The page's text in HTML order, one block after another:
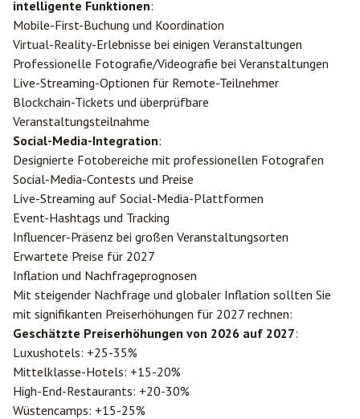
intelligente Funktionen:
Mobile-First-Buchung und Koordination
Virtual-Reality-Erlebnisse bei einigen Veranstaltungen
Professionelle Fotografie/Videografie bei Veranstaltungen
Live-Streaming-Optionen für Remote-Teilnehmer
Blockchain-Tickets und überprüfbare
Veranstaltungsteilnahme
Social-Media-Integration:
Designierte Fotobereiche mit professionellen Fotografen
Social-Media-Contests und Preise
Live-Streaming auf Social-Media-Plattformen
Event-Hashtags und Tracking
Influencer-Präsenz bei großen Veranstaltungsorten
Erwartete Preise für 2027
Inflation und Nachfrageprognosen
Mit steigender Nachfrage und globaler Inflation sollten Sie
mit signifikanten Preiserhöhungen für 2027 rechnen:
Geschätzte Preiserhöhungen von 2026 auf 2027:
Luxushotels: +25-35%
Mittelklasse-Hotels: +15-20%
High-End-Restaurants: +20-30%
Wüstencamps: +15-25%